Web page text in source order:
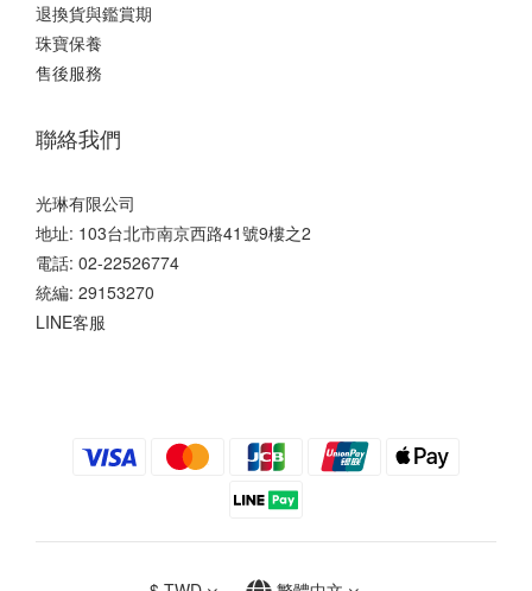
退換貨與鑑賞期
珠寶保養
售後服務
聯絡我們
光琳有限公司
地址: 103台北市南京西路41號9樓之2
電話: 02-22526774
統編: 29153270
LINE客服